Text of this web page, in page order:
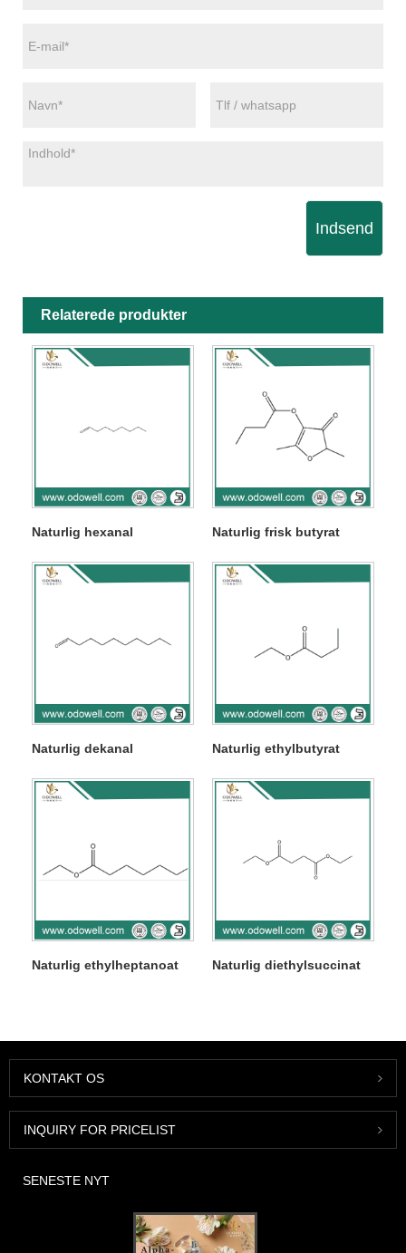
Indsend
Relaterede produkter
Naturlig hexanal Naturlig frisk butyrat
Naturlig dekanal Naturlig ethylbutyrat
Naturlig ethylheptanoat Naturlig diethylsuccinat
KONTAKT OS
INQUIRY FOR PRICELIST
SENESTE NYT